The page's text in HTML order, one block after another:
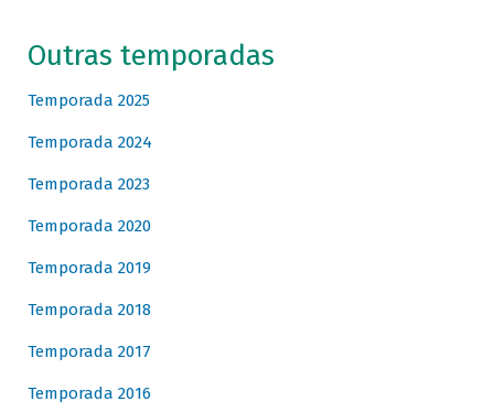
Outras temporadas
Temporada 2025
Temporada 2024
Temporada 2023
Temporada 2020
Temporada 2019
Temporada 2018
Temporada 2017
Temporada 2016